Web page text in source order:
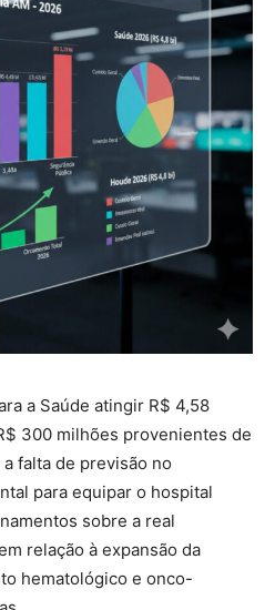
a Saúde atingir R$ 4,58
300 milhões provenientes de
falta de previsão no
para equipar o hospital
sobre a real
relação à expansão da
hematológico e onco-